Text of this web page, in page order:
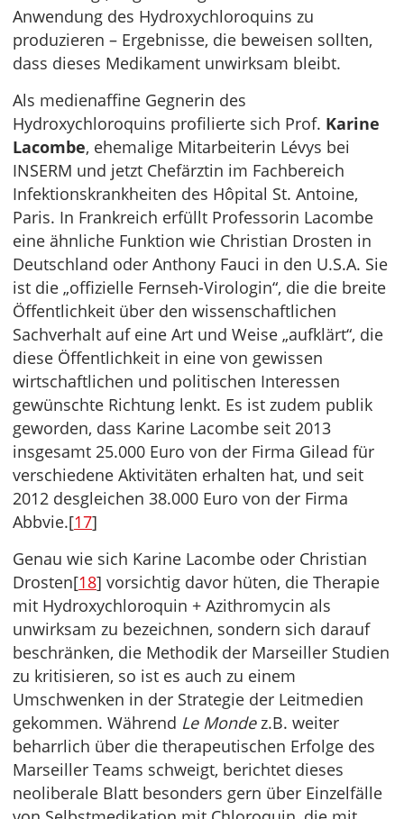
Anwendung des Hydroxychloroquins zu
produzieren – Ergebnisse, die beweisen sollten,
dass dieses Medikament unwirksam bleibt.
Als medienaffine Gegnerin des
Hydroxychloroquins profilierte sich Prof. Karine
Lacombe, ehemalige Mitarbeiterin Lévys bei
INSERM und jetzt Chefärztin im Fachbereich
Infektionskrankheiten des Hôpital St. Antoine,
Paris. In Frankreich erfüllt Professorin Lacombe
eine ähnliche Funktion wie Christian Drosten in
Deutschland oder Anthony Fauci in den U.S.A. Sie
ist die „offizielle Fernseh-Virologin“, die die breite
Öffentlichkeit über den wissenschaftlichen
Sachverhalt auf eine Art und Weise „aufklärt“, die
diese Öffentlichkeit in eine von gewissen
wirtschaftlichen und politischen Interessen
gewünschte Richtung lenkt. Es ist zudem publik
geworden, dass Karine Lacombe seit 2013
insgesamt 25.000 Euro von der Firma Gilead für
verschiedene Aktivitäten erhalten hat, und seit
2012 desgleichen 38.000 Euro von der Firma
Abbvie.[17]
Genau wie sich Karine Lacombe oder Christian
Drosten[18] vorsichtig davor hüten, die Therapie
mit Hydroxychloroquin + Azithromycin als
unwirksam zu bezeichnen, sondern sich darauf
beschränken, die Methodik der Marseiller Studien
zu kritisieren, so ist es auch zu einem
Umschwenken in der Strategie der Leitmedien
gekommen. Während Le Mondez.B. weiter
beharrlich über die therapeutischen Erfolge des
Marseiller Teams schweigt, berichtet dieses
neoliberale Blatt besonders gern über Einzelfälle